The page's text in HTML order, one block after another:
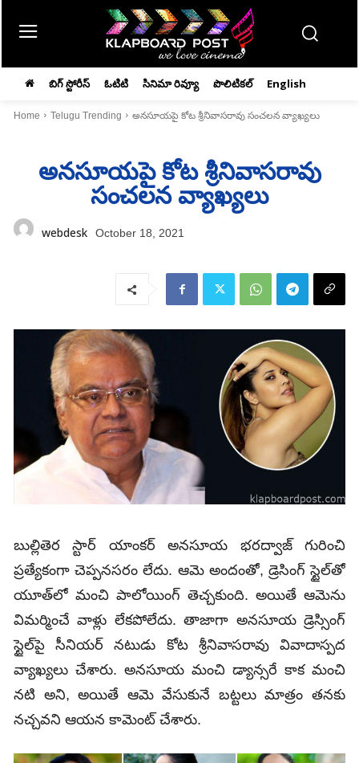
బిగ్ స్టోరీస్ ఓటిటి సినిమా రివ్యూ పొలిటికల్ English
Home Telugu Trending అనసూయపై కోట శ్రీనివాసరావు సంచలన వ్యాఖ్యలు
అనసూయపై కోట శ్రీనివాసరావు
సంచలన వ్యాఖ్యలు
webdesk October 18, 2021
బుల్లితెర స్టార్‌ యాంకర్‌ అనసూయ భరద్వాజ్‌ గురించి
ప్రత్యేకంగా చెప్పనసరం లేదు. ఆమె అందంతో, డ్రెసింగ్‌ స్టైల్‌తో
యూత్‌లో మంచి పాలోయింగ్‌ తెచ్చకుంది. అయితే ఆమెను
విమర్మించే వాళ్లు లేకపోలేదు. తాజాగా అనసూయ డ్రెస్సింగ్‌
స్టైల్‌పై సీనియర్‌ నటుడు కోట శ్రీనివాసరావు వివాదాస్పద
వ్యాఖ్యలు చేశారు. అనసూయ మంచి డ్యాన్సరే కాక మంచి
నటి అని, అయితే ఆమె వేసుకునే బట్టలు మాత్రం తనకు
నచ్చవని ఆయన కామెంట్‌ చేశారు.